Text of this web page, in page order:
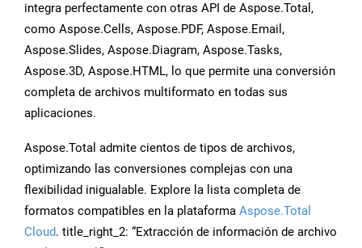
integra perfectamente con otras API de Aspose.Total,
como Aspose.Cells, Aspose.PDF, Aspose.Email,
Aspose.Slides, Aspose.Diagram, Aspose.Tasks,
Aspose.3D, Aspose.HTML, lo que permite una conversión
completa de archivos multiformato en todas sus
aplicaciones.
Aspose.Total admite cientos de tipos de archivos,
optimizando las conversiones complejas con una
flexibilidad inigualable. Explore la lista completa de
formatos compatibles en la plataforma Aspose.Total
Cloud. title_right_2: “Extracción de información de archivo